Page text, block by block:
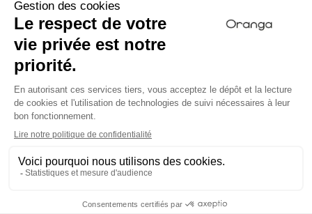
Signature Oranga
Vivez une expérience unique de libération des tensions
Lire la suite